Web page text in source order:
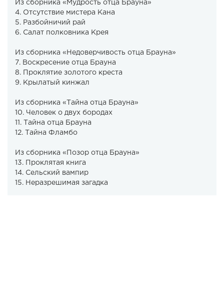
Из сборника «Мудрость отца Брауна»
4. Отсутствие мистера Кана
5. Разбойничий рай
6. Салат полковника Крея
Из сборника «Недоверчивость отца Брауна»
7. Воскресение отца Брауна
8. Проклятие золотого креста
9. Крылатый кинжал
Из сборника «Тайна отца Брауна»
10. Человек о двух бородах
11. Тайна отца Брауна
12. Тайна Фламбо
Из сборника «Позор отца Брауна»
13. Проклятая книга
14. Сельский вампир
15. Неразрешимая загадка